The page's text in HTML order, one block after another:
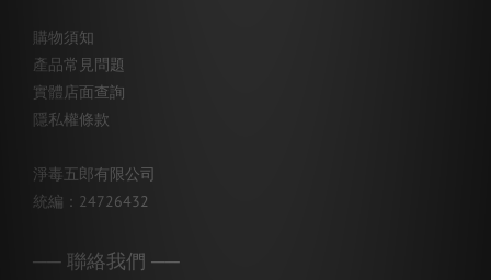
購物須知
產品常見問題
實體店面查詢
隱私權條款
淨毒五郎有限公司
統編：24726432
── 聯絡我們 ──